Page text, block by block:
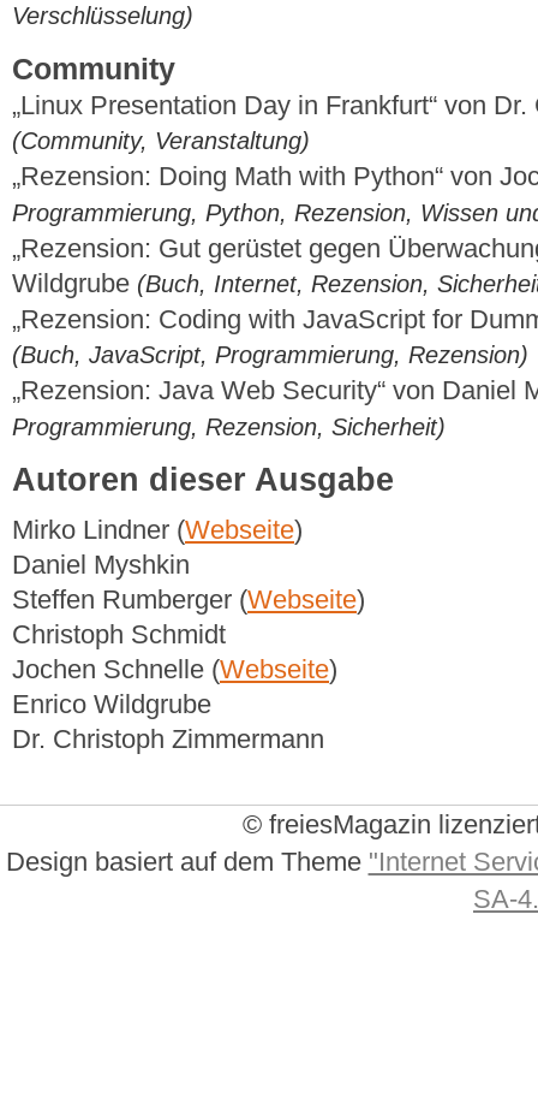
Verschlüsselung)
Community
„Linux Presentation Day in Frankfurt“ von
(Community, Veranstaltung)
„Rezension: Doing Math with Python“ von
Programmierung, Python, Rezension, Wissen
„Rezension: Gut gerüstet gegen
Wildgrube (Buch, Internet, Rezension,
„Rezension: Coding with JavaScript for
(Buch, JavaScript, Programmierung, Rezension)
„Rezension: Java Web Security“ von Daniel
Programmierung, Rezension, Sicherheit)
Autoren dieser Ausgabe
Mirko Lindner (Webseite)
Daniel Myshkin
Steffen Rumberger (Webseite)
Christoph Schmidt
Jochen Schnelle (Webseite)
Enrico Wildgrube
Dr. Christoph Zimmermann
© freiesMagazin
Design basiert auf dem Theme "Internet
SA-